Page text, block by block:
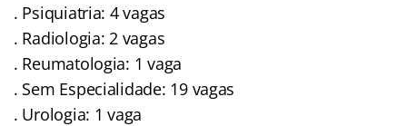
. Psiquiatria: 4 vagas
. Radiologia: 2 vagas
. Reumatologia: 1 vaga
. Sem Especialidade: 19 vagas
. Urologia: 1 vaga